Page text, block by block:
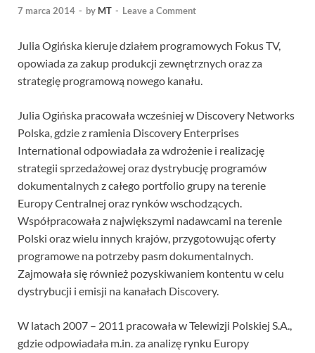
7 marca 2014 - by MT - Leave a Comment
Julia Ogińska kieruje działem programowych Fokus TV,
opowiada za zakup produkcji zewnętrznych oraz za
strategię programową nowego kanału.
Julia Ogińska pracowała wcześniej w Discovery Networks
Polska, gdzie z ramienia Discovery Enterprises
International odpowiadała za wdrożenie i realizację
strategii sprzedażowej oraz dystrybucję programów
dokumentalnych z całego portfolio grupy na terenie
Europy Centralnej oraz rynków wschodzących.
Współpracowała z największymi nadawcami na terenie
Polski oraz wielu innych krajów, przygotowując oferty
programowe na potrzeby pasm dokumentalnych.
Zajmowała się również pozyskiwaniem kontentu w celu
dystrybucji i emisji na kanałach Discovery.
W latach 2007 – 2011 pracowała w Telewizji Polskiej S.A.,
gdzie odpowiadała m.in. za analizę rynku Europy